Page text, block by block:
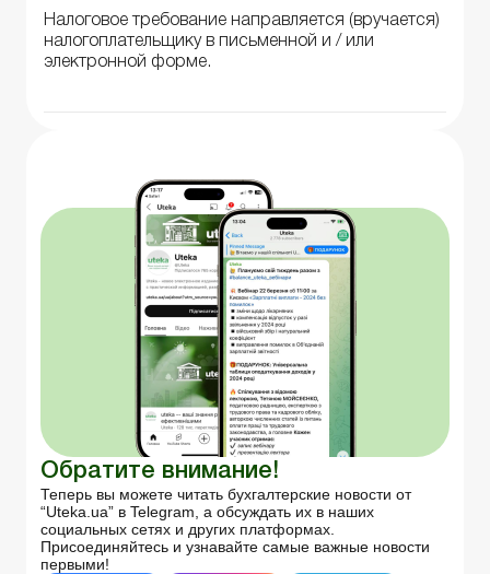
Налоговое требование направляется (вручается)
налогоплательщику в письменной и / или
электронной форме.
Обратите внимание!
Теперь вы можете читать бухгалтерские новости от
“Uteka.ua” в Telegram, а обсуждать их в наших
социальных сетях и других платформах.
Присоединяйтесь и узнавайте самые важные новости
первыми!